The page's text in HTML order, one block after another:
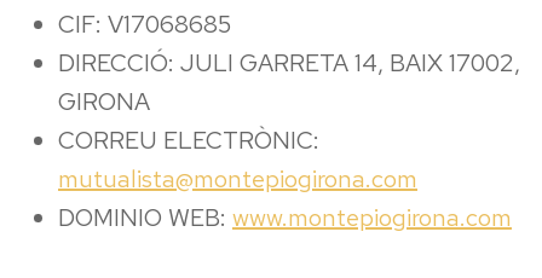
CIF: V17068685
DIRECCIÓ: JULI GARRETA 14, BAIX 17002,
GIRONA
CORREU ELECTRÒNIC:
mutualista@montepiogirona.com
DOMINIO WEB: www.montepiogirona.com